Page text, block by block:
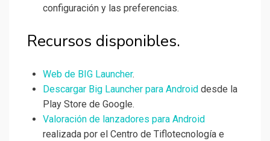
configuración y las preferencias.
Recursos disponibles.
Web de BIG Launcher.
Descargar Big Launcher para Android desde la
Play Store de Google.
Valoración de lanzadores para Android
realizada por el Centro de Tiflotecnología e